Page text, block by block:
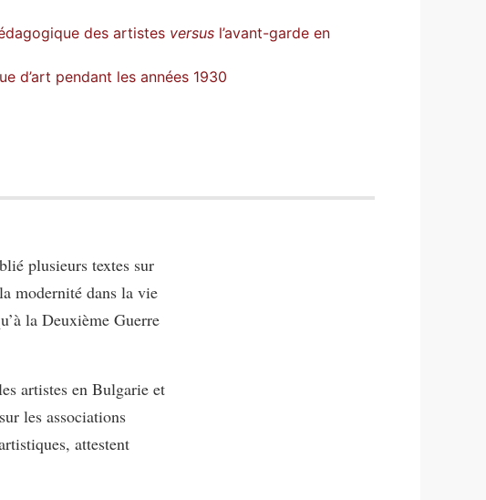
des artistes versus l’avant-garde en
d’art pendant les années 1930
plusieurs textes sur
modernité dans la vie
la Deuxième Guerre
artistes en Bulgarie et
les associations
attestent